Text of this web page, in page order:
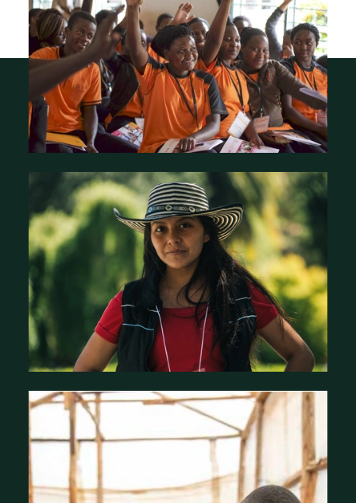
Qui sommes-nous ?
Histoires d'impact